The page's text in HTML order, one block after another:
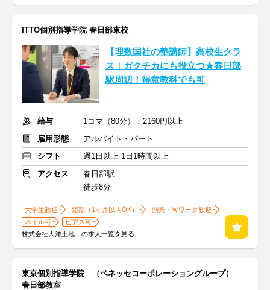
ITTO個別指導学院 春日部東校
【理数国社の塾講師】高校生クラ
ス｜ガクチカにも役立つ★春日部
駅周辺！得意教科でも可
給与
1コマ（80分）：2160円以上
雇用形態
アルバイト・パート
シフト
週1日以上 1日1時間以上
アクセス
春日部駅
徒歩8分
大学生歓迎 短期（1ヶ月以内OK）
副業・Ｗワーク歓迎
ネイル可
ピアス可
株式会社大洋土地ｉの求人一覧を見る
東京個別指導学院 （ベネッセコーポレーショングループ）
春日部教室